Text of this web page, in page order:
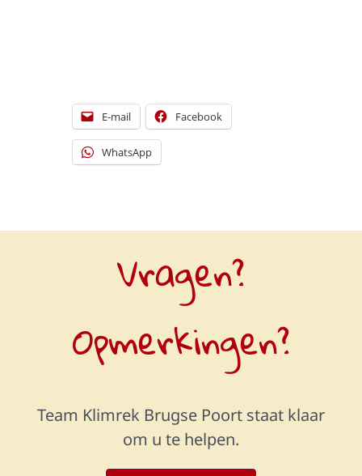
E-mail Facebook
WhatsApp
Vragen?
Opmerkingen?
Team Klimrek Brugse Poort staat klaar
om u te helpen.